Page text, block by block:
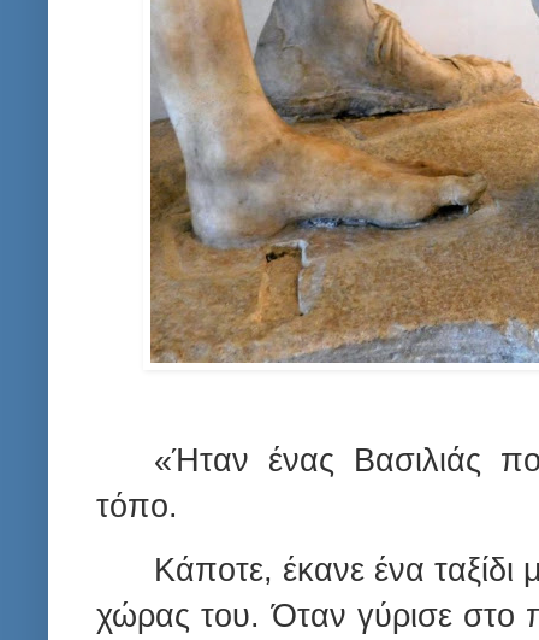
«Ήταν ένας Βασιλιάς
τόπο.
Κάποτε, έκανε ένα ταξίδι
χώρας του. Όταν γύρισε στο